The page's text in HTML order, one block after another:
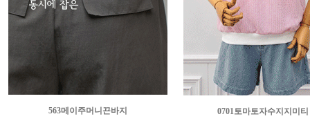
563메이주머니끈바지
0701토마토자수지지미티